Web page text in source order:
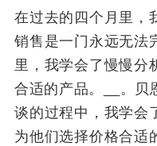
在过去的四个月里，
销售是一门永远无法
里，我学会了慢慢分
合适的产品。__。贝
谈的过程中，我学会
为他们选择价格合适